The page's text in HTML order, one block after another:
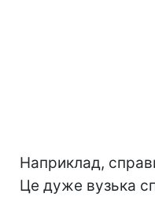
Наприклад,
Це дуже вузька